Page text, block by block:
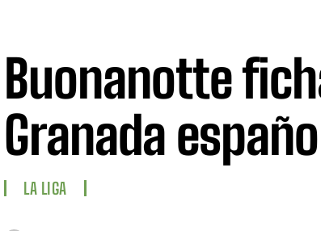
Buonanotte
Granada
LA LIGA